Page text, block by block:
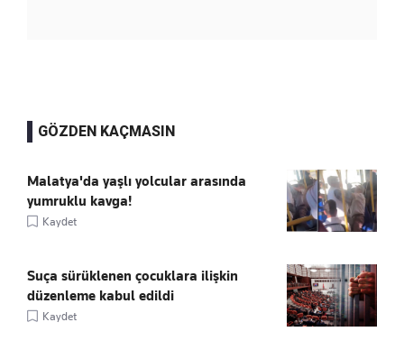
GÖZDEN KAÇMASIN
Malatya'da yaşlı yolcular arasında
yumruklu kavga!
Kaydet
Suça sürüklenen çocuklara ilişkin
düzenleme kabul edildi
Kaydet